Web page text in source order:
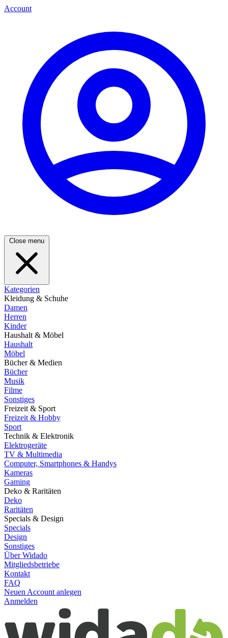
Account
Close menu
Kategorien
Kleidung & Schuhe
Damen
Herren
Kinder
Haushalt & Möbel
Haushalt
Möbel
Bücher & Medien
Bücher
Musik
Filme
Sonstiges
Freizeit & Sport
Freizeit & Hobby
Sport
Technik & Elektronik
Elektrogeräte
TV & Multimedia
Computer, Smartphones & Handys
Kameras
Gaming
Deko & Raritäten
Deko
Raritäten
Specials & Design
Specials
Design
Sonstiges
Über Widado
Mitgliedsbetriebe
Kontakt
FAQ
Neuen Account anlegen
Anmelden